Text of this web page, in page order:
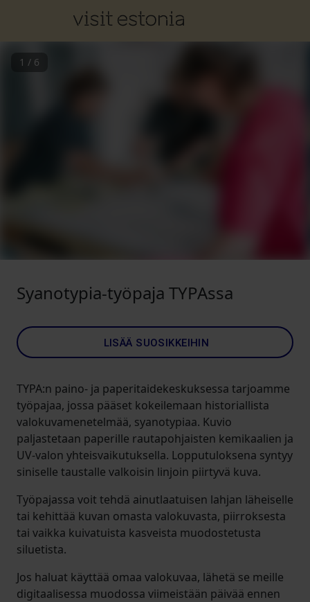
1 / 6
Syanotypia-työpaja TYPAssa
LISÄÄ SUOSIKKEIHIN
TYPA:n paino- ja paperitaidekeskuksessa tarjoamme
työpajaa, jossa pääset kokeilemaan historiallista
valokuvamenetelmää, syanotypiaa. Kuvio
paljastetaan paperille rautapohjaisten kemikaalien ja
UV-valon yhteisvaikutuksella. Lopputuloksena syntyy
siniselle taustalle valkoisin linjoin piirtyvä kuva.
Työpajassa voit tehdä ainutlaatuisen lahjan läheiselle
tai kehittää kuvan omasta valokuvasta, piirroksesta
tai vaikka kuivatuista kasveista muodostetusta
siluetista.
Jos haluat käyttää omaa valokuvaa, lähetä se meille
digitaalisessa muodossa viimeistään päivää ennen